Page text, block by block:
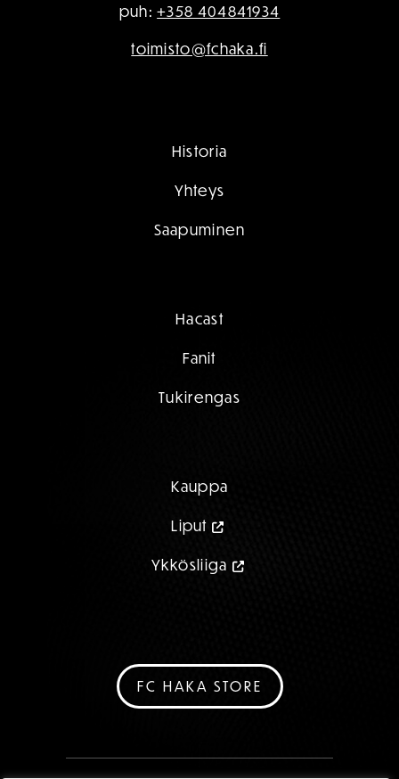
puh:+358 404841934
toimisto@fchaka.fi
Historia
Yhteys
Saapuminen
Hacast
Fanit
Tukirengas
Kauppa
Liput
Ykkösliiga
FC HAKA STORE